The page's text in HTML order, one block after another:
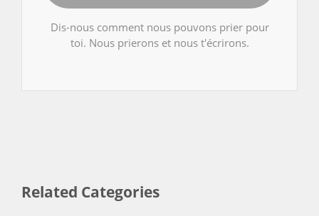
Dis-nous comment nous pouvons prier pour
toi. Nous prierons et nous t'écrirons.
Related Categories